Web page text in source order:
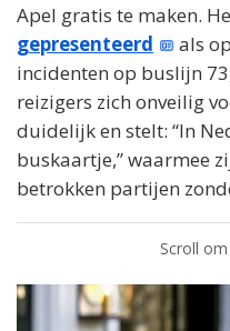
Apel gratis te maken.
gepresenteerd
als
incidenten op buslijn
reizigers zich onveilig
duidelijk en stelt: “In
buskaartje,” waarmee
betrokken partijen
Scroll